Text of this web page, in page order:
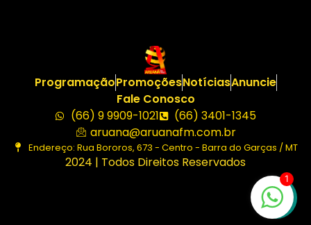
ProgramaçãoPromoçõesNotíciasAnuncie
Fale Conosco
(66) 9 9909-1021
(66) 3401-1345
aruana@aruanafm.com.br
Endereço: Rua Bororos, 673 - Centro - Barra do Garças / MT
2024 | Todos Direitos Reservados
1